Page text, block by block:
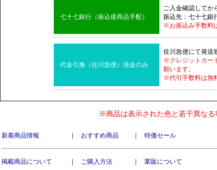
七十七銀行（振込後商品手配）
ご入金確認してか
振込先：七十七銀
※お振込み手数料
代金引換（佐川急便）現金のみ
佐川急便にて発送
※クレジットカー
願います。
※代引手数料は無
※商品は表示された色と若干異な
新着商品情報 ｜ おすすめ商品 ｜ 特価セール
掲載商品について ｜ ご購入方法 ｜ 業販について